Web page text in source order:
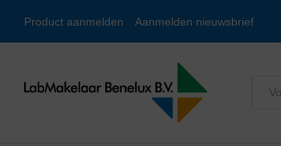
Product aanmelden Aanmelden nieuwsbrief
Alles